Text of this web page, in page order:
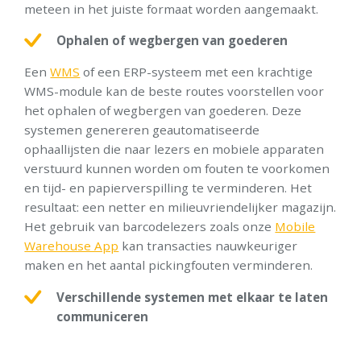
meteen in het juiste formaat worden aangemaakt.
Ophalen of wegbergen van goederen
EenWMS of een ERP-systeem met een krachtige
WMS-module kan de beste routes voorstellen voor
het ophalen of wegbergen van goederen. Deze
systemen genereren geautomatiseerde
ophaallijsten die naar lezers en mobiele apparaten
verstuurd kunnen worden om fouten te voorkomen
en tijd- en papierverspilling te verminderen. Het
resultaat: een netter en milieuvriendelijker magazijn.
Het gebruik van barcodelezers zoals onze Mobile
Warehouse App kan transacties nauwkeuriger
maken en het aantal pickingfouten verminderen.
Verschillende systemen met elkaar te laten
communiceren